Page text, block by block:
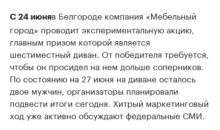
С 24 июняв Белгороде компания «Мебельный
город» проводит экспериментальную акцию,
главным призом которой является
шестиместный диван. От победителя требуется,
чтобы он просидел на нем дольше соперников.
По состоянию на 27 июня на диване осталось
двое мужчин, организаторы планировали
подвести итоги сегодня. Хитрый маркетинговый
ход уже активно обсуждают федеральные СМИ.